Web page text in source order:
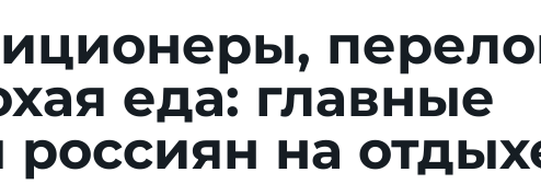
еда: главные
на